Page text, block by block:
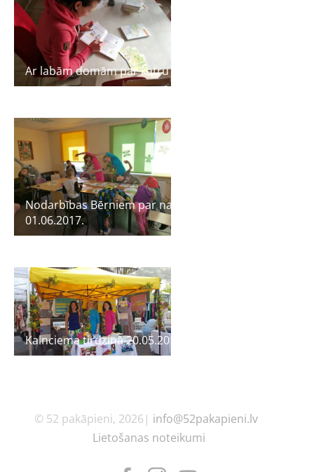
Ar labām domām par katru lasītāju
Nodarbības Bērniem par naudu radošajā Teelpā
01.06.2017.
Kalnciema tirdziņā 20.05.2017.
© 52 pakāpieni, 2026| info@52pakapieni.lv
Lietošanas noteikumi